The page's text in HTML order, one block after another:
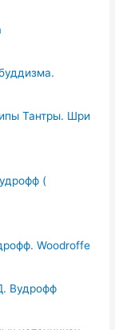
Тантры. Шри
(
Woodroffe
Вудрофф